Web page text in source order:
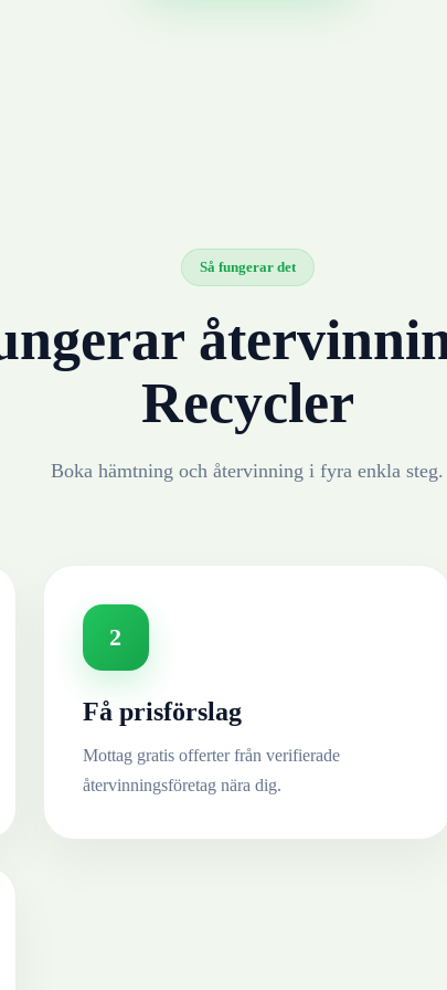
Så fungerar det
Recycler
Boka hämtning och återvinning i fyra enkla steg.
2
Få prisförslag
Mottag gratis offerter från verifierade
återvinningsföretag nära dig.